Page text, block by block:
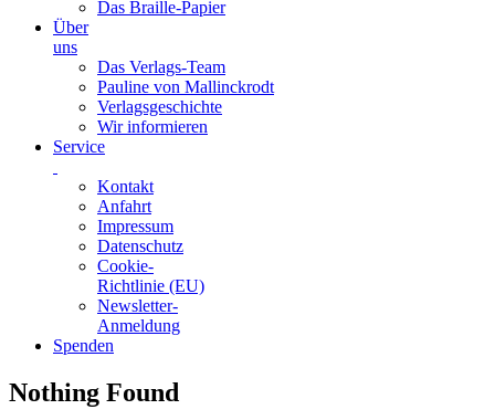
Das Braille-Papier
Über
uns
Das Verlags-Team
Pauline von Mallinckrodt
Verlagsgeschichte
Wir informieren
Service
Kontakt
Anfahrt
Impressum
Datenschutz
Cookie-
Richtlinie (EU)
Newsletter-
Anmeldung
Spenden
Skip
to
Nothing Found